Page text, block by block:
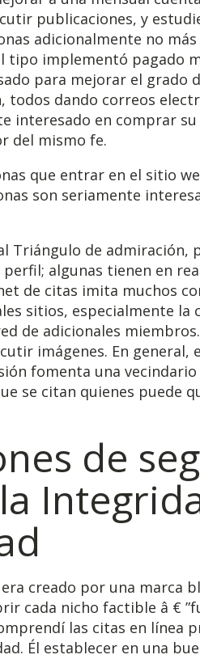
publicaciones, y
adicionalmente no
tipo implementó pagado
para mejorar el grado
todos dando correos
interesado en comprar
del mismo fe.
que entrar en el sitio
son seriamente
Triángulo de
algunas tienen en
de citas imita muchos
sitios, especialmente la
de adicionales
imágenes. En general,
fomenta una
se citan quienes puede
de
creado por una marca
cada nicho factible â €
las citas en línea
Él establecer en una